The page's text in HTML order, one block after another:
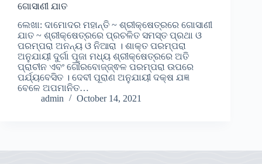
ଗୋସାଣୀ ଯାତ
ଲେଖା: ଦାମୋଦର ମହାନ୍ତି ~ ଶ୍ରୀକ୍ଷେତ୍ରରେ ଗୋସାଣୀ
ଯାତ ~ ଶ୍ରୀକ୍ଷେତ୍ରରେ ପ୍ରଚଳିତ ସମସ୍ତ ପ୍ରଥା ଓ
ପରମ୍ପରା ଅନନ୍ୟ ଓ ନିଆରା । ଶାକ୍ତ ପରମ୍ପରା
ଅନୁଯାୟୀ ଦୁର୍ଗା ପୂଜା ମଧ୍ୟ ଶ୍ରୀକ୍ଷେତ୍ରରେ ଅତି
ପ୍ରାଚୀନ ଏବଂ ଗୌରବୋଜ୍ଜ୍ଵଳ ପରମ୍ପରା ଉପରେ
ପର୍ଯ୍ୟବେସିତ । ଦେବୀ ପୂରାଣ ଅନୁଯାୟୀ ଦକ୍ଷ ଯଜ୍ଞ
ବେଳେ ଅପମାନିତ…
admin
October 14, 2021